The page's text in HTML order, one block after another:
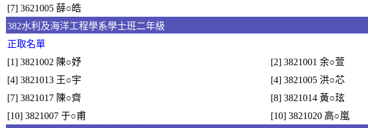
[7] 3621005 薛○皓
382水利及海洋工程學系學士班二年級
正取名單
[1] 3821002 陳○妤
[2] 3821001 余○萱
[4] 3821013 王○宇
[4] 3821005 洪○芯
[7] 3821017 陳○齊
[8] 3821014 黃○玹
[10] 3821007 于○甫
[10] 3821020 高○嵐